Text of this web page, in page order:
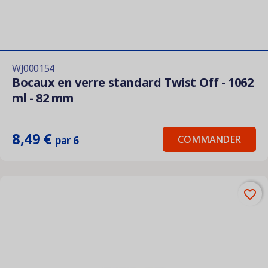
WJ000154
Bocaux en verre standard Twist Off - 1062
ml - 82 mm
8,49 € par 6 COMMANDER
favorite_border